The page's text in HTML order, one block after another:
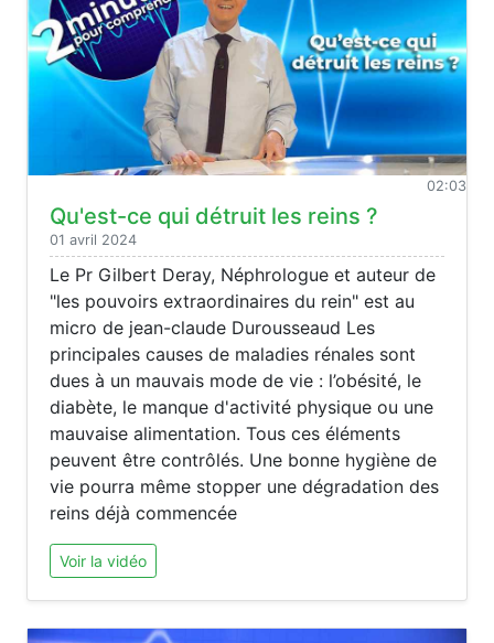
02:03
Qu'est-ce qui détruit les reins ?
01 avril 2024
Le Pr Gilbert Deray, Néphrologue et auteur de
"les pouvoirs extraordinaires du rein" est au
micro de jean-claude Durousseaud Les
principales causes de maladies rénales sont
dues à un mauvais mode de vie : l’obésité, le
diabète, le manque d'activité physique ou une
mauvaise alimentation. Tous ces éléments
peuvent être contrôlés. Une bonne hygiène de
vie pourra même stopper une dégradation des
reins déjà commencée
Voir la vidéo